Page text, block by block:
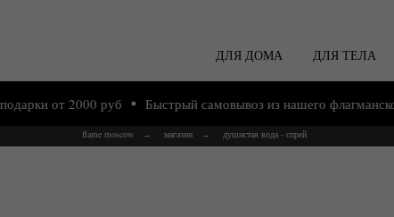
ДЛЯ ДОМА ДЛЯ ТЕЛА
руб Быстрый самовывоз из нашего флагманского
flame moscow → магазин → душистая вода - спрей